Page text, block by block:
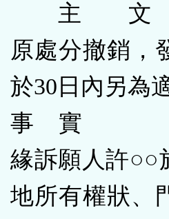
主 文
原處分撤銷，
於30日內另為
事 實
緣訴願人許○○
地所有權狀、